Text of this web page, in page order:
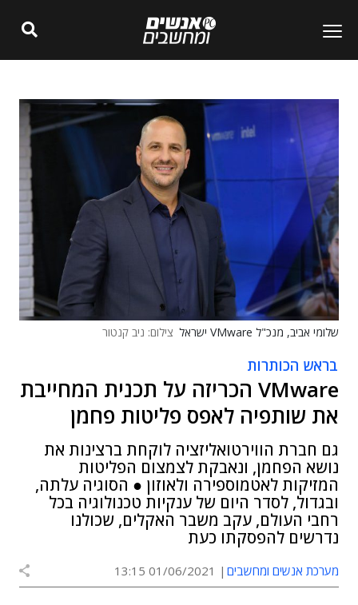
שלומי אביב, מנכ"ל VMware ישראל צילום: ניב קנטור
בראש הכותרות
VMware הכריזה על תכנית המחייבת
את שותפיה לאפס פליטות פחמן
גם חברת הווירטואליזציה לוקחת ברצינות את
נושא הפחמן, ונאבקת לצמצום הפליטות
המזיקות לאטמוספירה ולאוזון ● הסוגיה עלתה,
ובגדול, לסדר היום של ענקיות טכנולוגיה בכל
רחבי העולם, עקב משבר האקלים, שכולנו
נדרשים להפסקתו כעת
מערכת אנשים ומחשבים 01/06/2021 13:15